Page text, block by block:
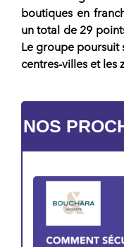
boutiques en
un total de 29
Le groupe poursuit
centres-villes et les
NOS